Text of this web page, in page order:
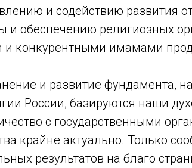
и содействию развития
и обеспечению религиозных
и конкурентными имамами
и развитие фундамента,
России, базируются наши
с государственными
крайне актуально. Только
результатов на благо